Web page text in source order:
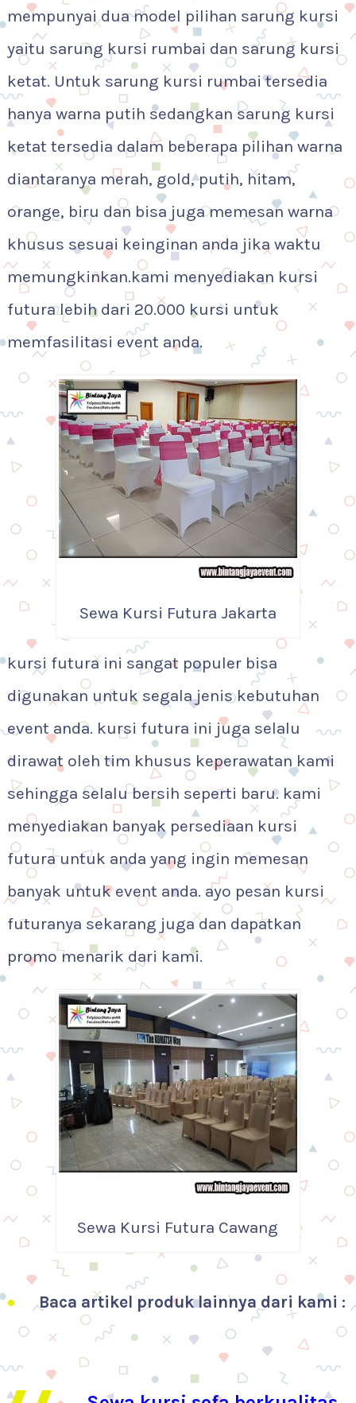
mempunyai dua model pilihan sarung kursi
yaitu sarung kursi rumbai dan sarung kursi
ketat. Untuk sarung kursi rumbai tersedia
hanya warna putih sedangkan sarung kursi
ketat tersedia dalam beberapa pilihan warna
diantaranya merah, gold, putih, hitam,
orange, biru dan bisa juga memesan warna
khusus sesuai keinginan anda jika waktu
memungkinkan.kami menyediakan kursi
futura lebih dari 20.000 kursi untuk
memfasilitasi event anda.
Sewa Kursi Futura Jakarta
kursi futura ini sangat populer bisa
digunakan untuk segala jenis kebutuhan
event anda. kursi futura ini juga selalu
dirawat oleh tim khusus keperawatan kami
sehingga selalu bersih seperti baru. kami
menyediakan banyak persediaan kursi
futura untuk anda yang ingin memesan
banyak untuk event anda. ayo pesan kursi
futuranya sekarang juga dan dapatkan
promo menarik dari kami.
Sewa Kursi Futura Cawang
Baca artikel produk lainnya dari kami :